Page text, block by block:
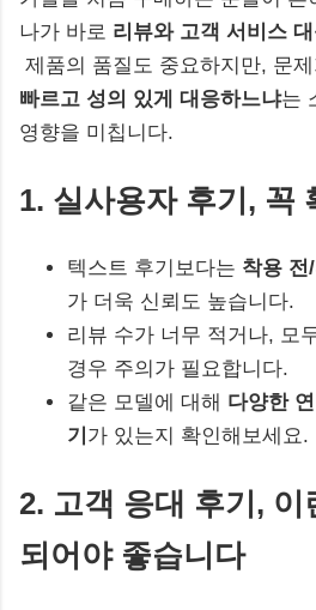
나가 바로 리뷰와 고객 서비스
제품의 품질도 중요하지만, 문
빠르고 성의 있게 대응하느냐는
영향을 미칩니다.
1. 실사용자 후기, 꼭
텍스트 후기보다는 착용 전
가 더욱 신뢰도 높습니다.
리뷰 수가 너무 적거나, 모
경우 주의가 필요합니다.
같은 모델에 대해 다양한
기 가 있는지 확인해보세요.
2. 고객 응대 후기, 이
되어야 좋습니다